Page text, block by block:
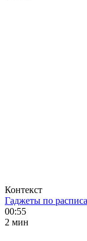
Контекст
Гаджеты по
00:55
2 мин